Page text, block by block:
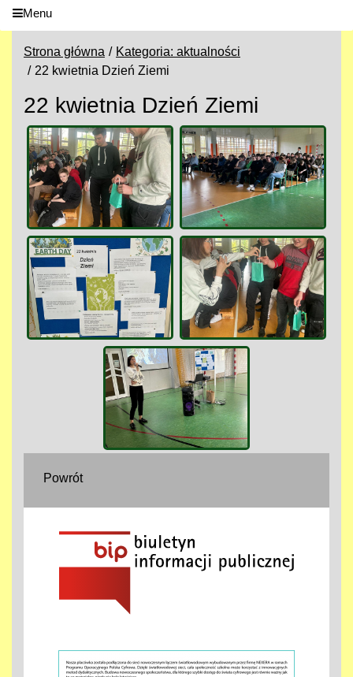
Menu
Strona główna
Kategoria: aktualności
22 kwietnia Dzień Ziemi
22 kwietnia Dzień Ziemi
Powrót